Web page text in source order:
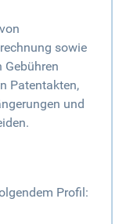
sowie
Gebühren
Patentakten,
und
Profil: